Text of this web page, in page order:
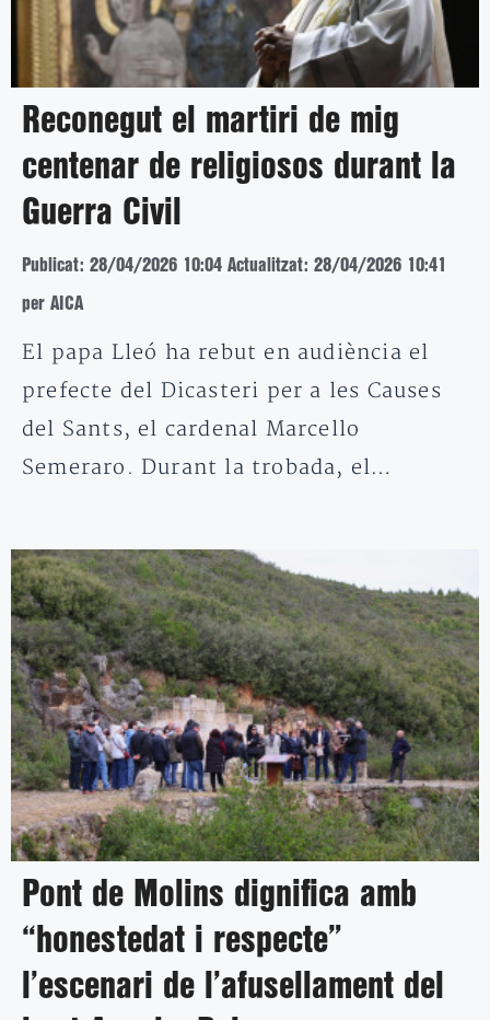
Reconegut el martiri de mig
centenar de religiosos durant la
Guerra Civil
Publicat: 28/04/2026 10:04 Actualitzat: 28/04/2026 10:41
per AICA
El papa Lleó ha rebut en audiència el
prefecte del Dicasteri per a les Causes
del Sants, el cardenal Marcello
Semeraro. Durant la trobada, el…
Pont de Molins dignifica amb
“honestedat i respecte”
l’escenari de l’afusellament del